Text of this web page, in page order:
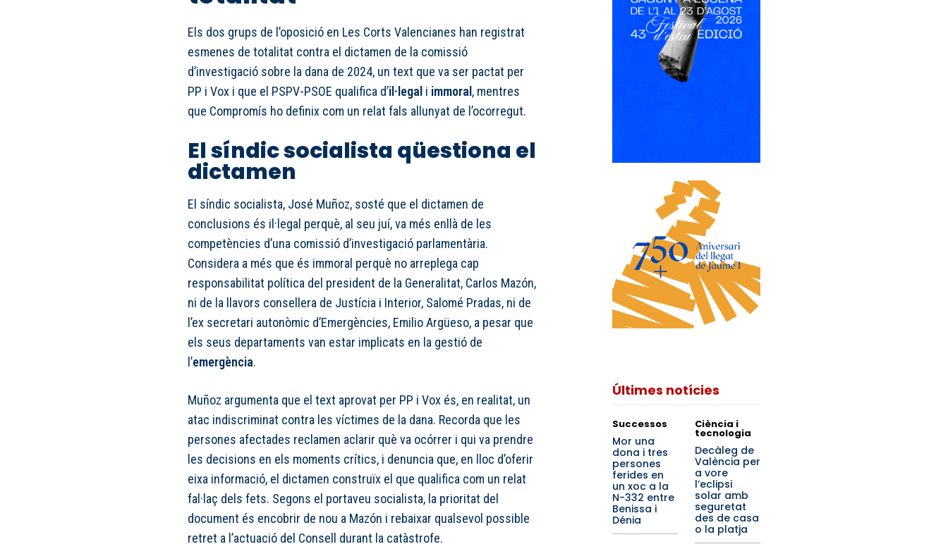
Els dos grups de l’oposició en Les Corts Valencianes han registrat
esmenes de totalitat contra el dictamen de la comissió
d’investigació sobre la dana de 2024, un text que va ser pactat per
PP i Vox i que el PSPV-PSOE qualifica d’il·legal i immoral , mentres
que Compromís ho definix com un relat fals allunyat de l’ocorregut.
El síndic socialista qüestiona el
dictamen
El síndic socialista, José Muñoz, sosté que el dictamen de
conclusions és il·legal perquè, al seu juí, va més enllà de les
competències d’una comissió d’investigació parlamentària.
Considera a més que és immoral perquè no arreplega cap
responsabilitat política del president de la Generalitat, Carlos Mazón,
ni de la llavors consellera de Justícia i Interior, Salomé Pradas, ni de
l’ex secretari autonòmic d’Emergències, Emilio Argüeso, a pesar que
els seus departaments van estar implicats en la gestió de
l’emergència.
Muñoz argumenta que el text aprovat per PP i Vox és, en realitat, un
atac indiscriminat contra les víctimes de la dana. Recorda que les
persones afectades reclamen aclarir què va ocórrer i qui va prendre
les decisions en els moments crítics, i denuncia que, en lloc d’oferir
eixa informació, el dictamen construïx el que qualifica com un relat
fal·laç dels fets. Segons el portaveu socialista, la prioritat del
document és encobrir de nou a Mazón i rebaixar qualsevol possible
retret a l’actuació del Consell durant la catàstrofe.
Últimes notícies
Successos
Mor una
dona i tres
persones
ferides en
un xoc a la
N-332 entre
Benissa i
Dénia
Ciència i
tecnologia
Decàleg de
València per
a vore
l’eclipsi
solar amb
seguretat
des de casa
o la platja